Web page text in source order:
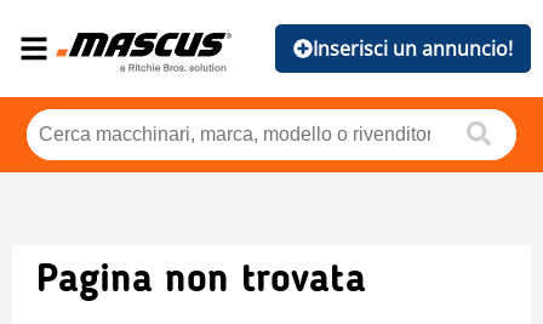
Inserisci un annuncio!
Pagina non trovata